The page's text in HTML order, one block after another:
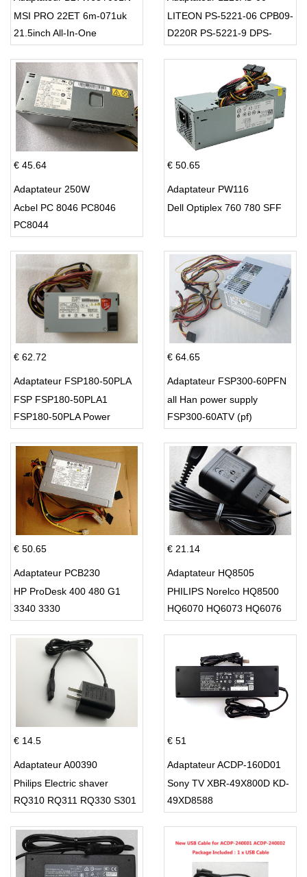
MSI PRO 22ET 6m-071uk
21.5inch All-In-One
LITEON PS-5221-06 CPB09-
D220R PS-5221-9 DPS-
€ 45.64
Adaptateur 250W
Acbel PC 8046 PC8046
PC8044
€ 50.65
Adaptateur PW116
Dell Optiplex 760 780 SFF
€ 62.72
Adaptateur FSP180-50PLA
FSP FSP180-50PLA1
FSP180-50PLA Power
€ 64.65
Adaptateur FSP300-60PFN
all Han power supply
FSP300-60ATV (pf)
€ 50.65
Adaptateur PCB230
HP ProDesk 400 480 G1
3340 3330
€ 21.14
Adaptateur HQ8505
PHILIPS Norelco HQ8500
HQ6070 HQ6073 HQ6076
€ 14.5
Adaptateur A00390
Philips Electric shaver
RQ310 RQ311 RQ330 S301
€ 51
Adaptateur ACDP-160D01
Sony TV XBR-49X800D KD-
49XD8588